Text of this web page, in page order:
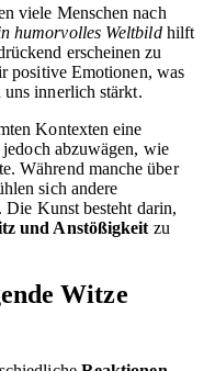
viele Menschen nach
humorvolles Weltbildhilft
erscheinen zu
positive Emotionen, was
innerlich stärkt.
Kontexten eine
abzuwägen, wie
Während manche über
sich andere
Kunst besteht darin,
und Anstößigkeit zu
Witze